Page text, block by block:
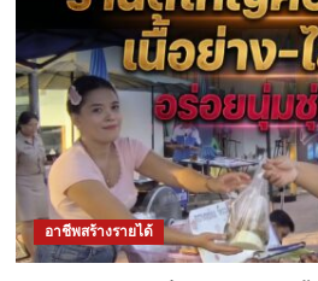
อาชีพสร้างรายได้